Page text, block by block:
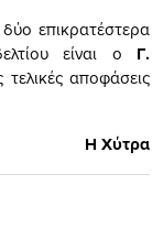
επικρατέστερα
είναι ο Γ.
τελικές αποφάσεις
Η Χύτρα